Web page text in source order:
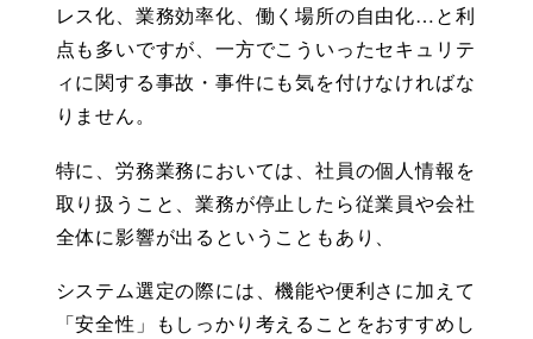
レス化、業務効率化、働く場所の自由化…と利
点も多いですが、一方でこういったセキュリテ
ィに関する事故・事件にも気を付けなければな
りません。
特に、労務業務においては、社員の個人情報を
取り扱うこと、業務が停止したら従業員や会社
全体に影響が出るということもあり、
システム選定の際には、機能や便利さに加えて
「安全性」もしっかり考えることをおすすめし